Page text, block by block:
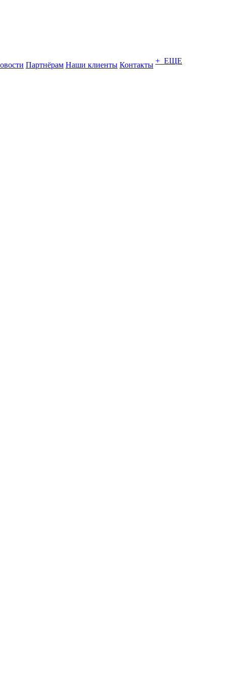
Партнёрам Наши клиенты Контакты + ЕЩЕ